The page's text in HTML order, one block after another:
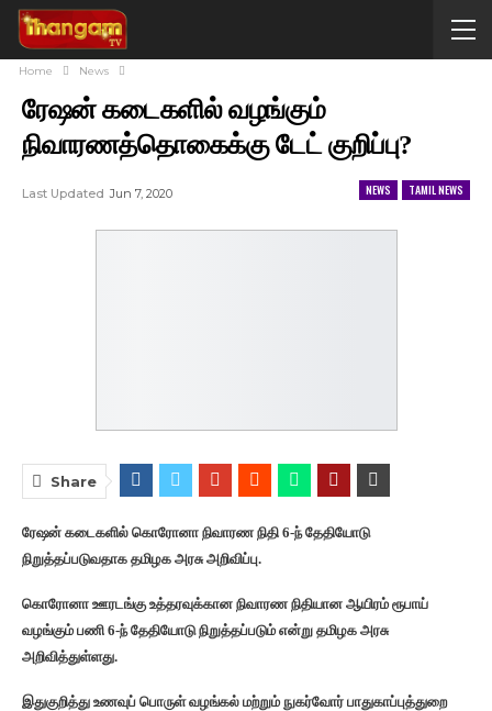
Home News
ரேஷன் கடைகளில் வழங்கும்
நிவாரணத்தொகைக்கு டேட் குறிப்பு?
NEWS TAMIL NEWS
Last Updated Jun 7, 2020
Share
ரேஷன் கடைகளில் கொரோனா நிவாரண நிதி 6-ந் தேதியோடு
நிறுத்தப்படுவதாக தமிழக அரசு அறிவிப்பு.
கொரோனா ஊரடங்கு உத்தரவுக்கான நிவாரண நிதியான ஆயிரம் ரூபாய்
வழங்கும் பணி 6-ந் தேதியோடு நிறுத்தப்படும் என்று தமிழக அரசு
அறிவித்துள்ளது.
இதுகுறித்து உணவுப் பொருள் வழங்கல் மற்றும் நுகர்வோர் பாதுகாப்புத்துறை